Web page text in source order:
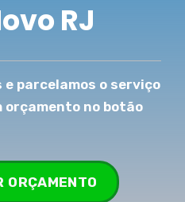
RJ
parcelamos o serviço
orçamento no botão
ORÇAMENTO